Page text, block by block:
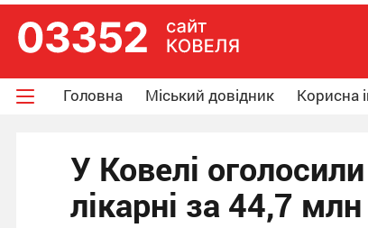
Головна Міський довідник Корисна
У Ковелі
лікарні за 44,7